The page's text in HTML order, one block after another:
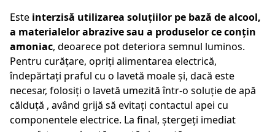
Este interzisă utilizarea soluțiilor pe bază de alcool,
a materialelor abrazive sau a produselor ce conțin
amoniac, deoarece pot deteriora semnul luminos.
Pentru curățare, opriți alimentarea electrică,
îndepărtați praful cu o lavetă moale și, dacă este
necesar, folosiți o lavetă umezită într-o soluție de apă
călduță , având grijă să evitați contactul apei cu
componentele electrice. La final, ștergeți imediat